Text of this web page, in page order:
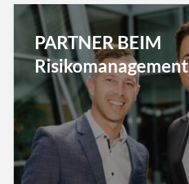
PARTNER BEIM
Risikomanagement